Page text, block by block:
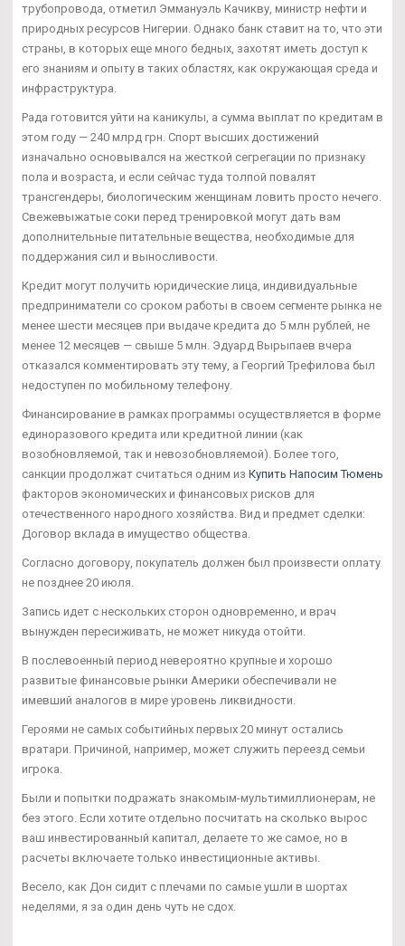
трубопровода, отметил Эммануэль Качикву, министр нефти и
природных ресурсов Нигерии. Однако банк ставит на то, что эти
страны, в которых еще много бедных, захотят иметь доступ к
его знаниям и опыту в таких областях, как окружающая среда и
инфраструктура.
Рада готовится уйти на каникулы, а сумма выплат по кредитам в
этом году — 240 млрд грн. Спорт высших достижений
изначально основывался на жесткой сегрегации по признаку
пола и возраста, и если сейчас туда толпой повалят
трансгендеры, биологическим женщинам ловить просто нечего.
Свежевыжатые соки перед тренировкой могут дать вам
дополнительные питательные вещества, необходимые для
поддержания сил и выносливости.
Кредит могут получить юридические лица, индивидуальные
предприниматели со сроком работы в своем сегменте рынка не
менее шести месяцев при выдаче кредита до 5 млн рублей, не
менее 12 месяцев — свыше 5 млн. Эдуард Вырыпаев вчера
отказался комментировать эту тему, а Георгий Трефилова был
недоступен по мобильному телефону.
Финансирование в рамках программы осуществляется в форме
единоразового кредита или кредитной линии (как
возобновляемой, так и невозобновляемой). Более того,
санкции продолжат считаться одним из Купить Напосим Тюмень
факторов экономических и финансовых рисков для
отечественного народного хозяйства. Вид и предмет сделки:
Договор вклада в имущество общества.
Согласно договору, покупатель должен был произвести оплату
не позднее 20 июля.
Запись идет с нескольких сторон одновременно, и врач
вынужден пересиживать, не может никуда отойти.
В послевоенный период невероятно крупные и хорошо
развитые финансовые рынки Америки обеспечивали не
имевший аналогов в мире уровень ликвидности.
Героями не самых событийных первых 20 минут остались
вратари. Причиной, например, может служить переезд семьи
игрока.
Были и попытки подражать знакомым-мультимиллионерам, не
без этого. Если хотите отдельно посчитать на сколько вырос
ваш инвестированный капитал, делаете то же самое, но в
расчеты включаете только инвестиционные активы.
Весело, как Дон сидит с плечами по самые ушли в шортах
неделями, я за один день чуть не сдох.